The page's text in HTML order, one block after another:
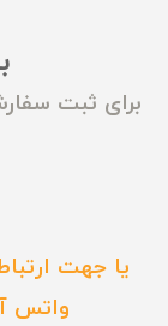
برای ثبت
یا جهت
واتس